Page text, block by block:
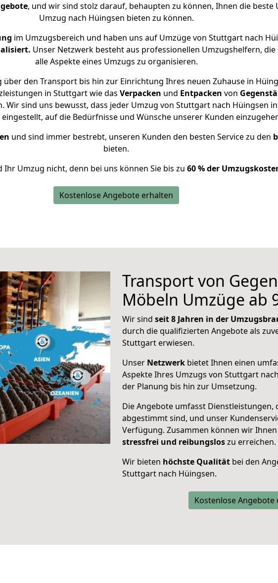
, und wir sind stolz darauf, behaupten zu können, Ihnen die
Umzug nach Hüingsen bieten zu können.
im Umzugsbereich und haben uns auf Umzüge von Stuttgart nach
Unser Netzwerk besteht aus professionellen Umzugshelfern,
alle Aspekte eines Umzugs zu organisieren.
über den Transport bis hin zur Einrichtung Ihres neuen Zuhause in
in Stuttgart wie das Verpacken und Entpacken von
Wir sind uns bewusst, dass jeder Umzug von Stuttgart nach Hüingsen
auf die Bedürfnisse und Wünsche unserer Kunden
und sind immer bestrebt, unseren Kunden den besten Service zu den
bieten.
Umzug nicht, denn bei uns können Sie bis zu 60 % der
Kostenlose Angebote erhalten
Transport von
Möbeln Umzüge ab
Wir sind seit 8 Jahren in der
durch die qualifizierten Angebote als
Stuttgart erwiesen.
Unser Netzwerk bietet Ihnen einen
Aspekte Ihres Umzugs von Stuttgart
der Planung bis hin zur Umsetzung.
Die Angebote umfasst Dienstleistungen,
abgestimmt sind, und unser
Verfügung. Zusammen können wir
stressfrei und reibungsloszu erreichen.
Wir bieten höchste Qualität bei den
Stuttgart nach Hüingsen.
Kostenlose Angebote